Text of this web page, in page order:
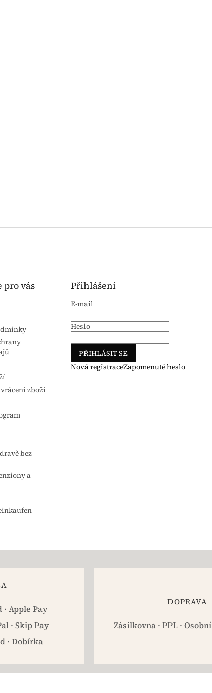
vás
zboží
bez
a
Přihlášení
E-mail
Heslo
PŘIHLÁSIT SE
Nová registraceZapomenuté heslo
· Apple Pay
· Skip Pay
· Dobírka
DOPRAVA
Zásilkovna · PPL ·